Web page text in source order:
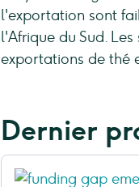
l'exportation sont
l'Afrique du Sud.
exportations de thé
Dernier